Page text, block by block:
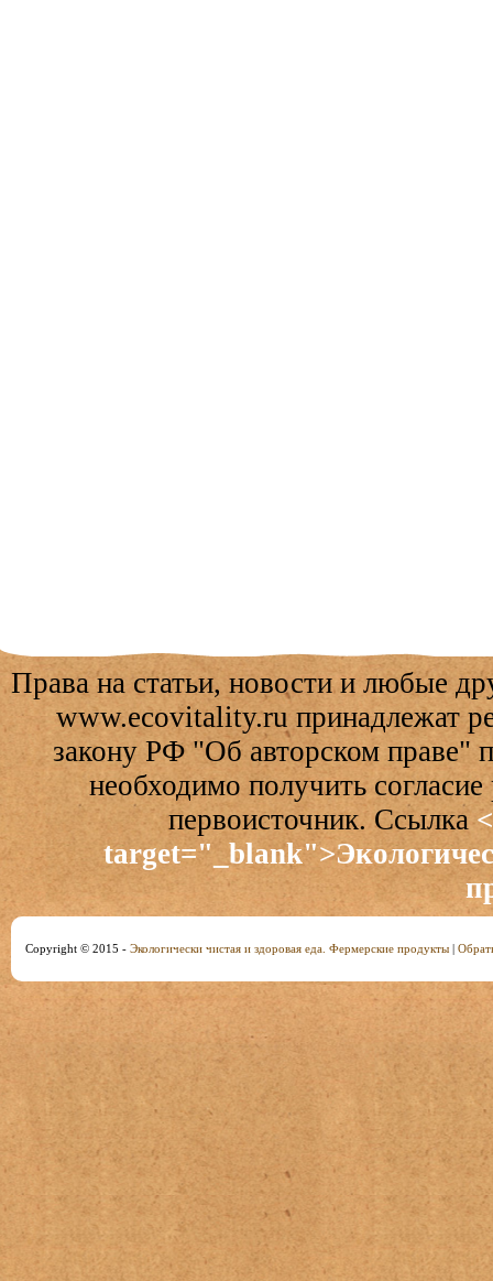
Права на статьи, новости и любые
www.ecovitality.ru принадлежат
закону РФ "Об авторском праве"
необходимо получить
первоисточник. Ссылка
Copyright © 2015 - Экологически чистая и здоровая еда. Фермерские продукты |